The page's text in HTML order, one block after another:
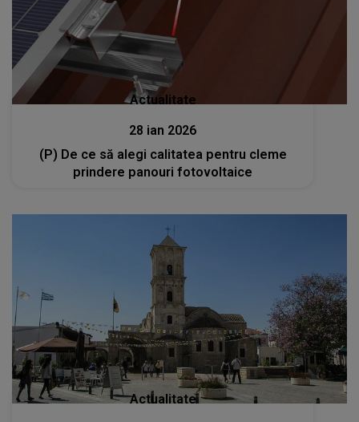
Actualitate
28 ian 2026
(P) De ce să alegi calitatea pentru cleme
prindere panouri fotovoltaice
Actualitate